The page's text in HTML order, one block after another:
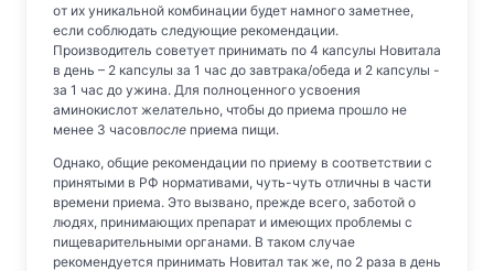
от их уникальной комбинации будет намного заметнее,
если соблюдать следующие рекомендации.
Производитель советует принимать по 4 капсулы Новитала
в день – 2 капсулы за 1 час до завтрака/обеда и 2 капсулы -
за 1 час до ужина. Для полноценного усвоения
аминокислот желательно, чтобы до приема прошло не
менее 3 часовпосле приема пищи.
Однако, общие рекомендации по приему в соответствии с
принятыми в РФ нормативами, чуть-чуть отличны в части
времени приема. Это вызвано, прежде всего, заботой о
людях, принимающих препарат и имеющих проблемы с
пищеварительными органами. В таком случае
рекомендуется принимать Новитал так же, по 2 раза в день